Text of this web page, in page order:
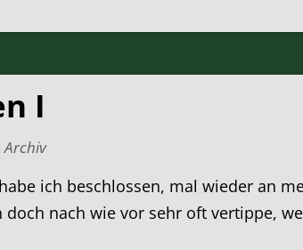
I
Archiv
ich beschlossen, mal wieder an
nach wie vor sehr oft vertippe,